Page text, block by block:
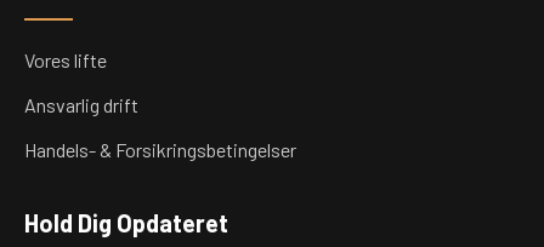
Vores lifte
Ansvarlig drift
Handels- & Forsikringsbetingelser
Hold Dig Opdateret